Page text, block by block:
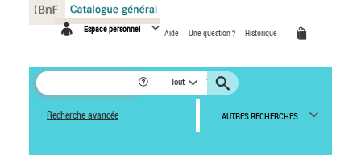
Espace personnel Aide Une question ? Historique
Tout
Recherche avancée AUTRES RECHERCHES
Panneau de gestion des cookies